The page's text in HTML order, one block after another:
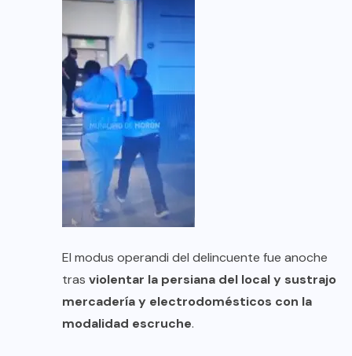
El modus operandi del delincuente fue anoche
tras violentar la persiana del local y sustrajo
mercadería y electrodomésticos con la
modalidad escruche.